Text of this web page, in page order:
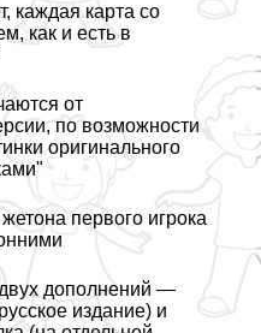
каждая карта со
как и есть в
от
по возможности
оригинального
первого игрока
дополнений —
издание) и